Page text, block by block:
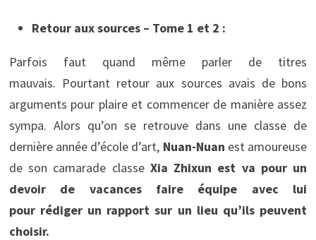
Retour aux sources – Tome 1 et 2 :
Parfois faut quand même parler de titres
mauvais. Pourtant retour aux sources avais de bons
arguments pour plaire et commencer de manière assez
sympa. Alors qu’on se retrouve dans une classe de
dernière année d’école d’art, Nuan-Nuan est amoureuse
de son camarade classe Xia Zhixun est va pour un
devoir de vacances faire équipe avec lui
pour rédiger un rapport sur un lieu qu’ils peuvent
choisir.